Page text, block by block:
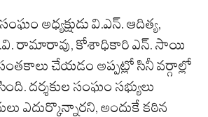
అధ్యక్షుడు వి.ఎన్. ఆదిత్య,
పి.వి. రామారావు, కోశాధికారి ఎన్. సాయి
చేయడం అప్పట్లో సినీ వర్గాల్లో
దర్శకుల సంఘం సభ్యులు
ఎదుర్కొన్నారని, అందుకే కఠిన